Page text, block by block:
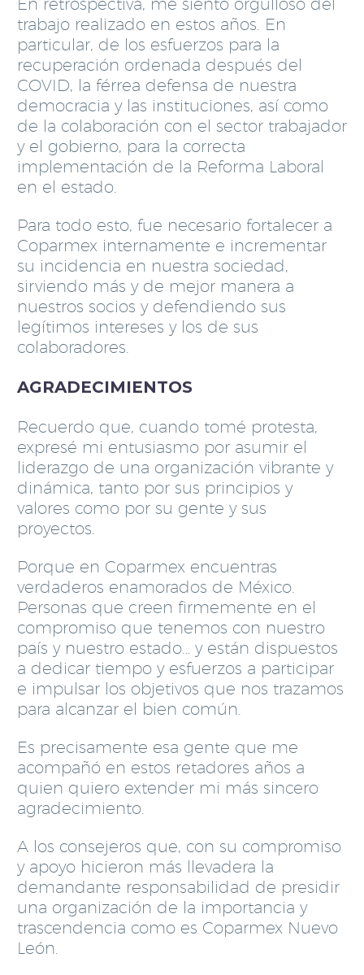
En retrospectiva, me siento orgulloso del
trabajo realizado en estos años. En
particular, de los esfuerzos para la
recuperación ordenada después del
COVID, la férrea defensa de nuestra
democracia y las instituciones, así como
de la colaboración con el sector trabajador
y el gobierno, para la correcta
implementación de la Reforma Laboral
en el estado.
Para todo esto, fue necesario fortalecer a
Coparmex internamente e incrementar
su incidencia en nuestra sociedad,
sirviendo más y de mejor manera a
nuestros socios y defendiendo sus
legítimos intereses y los de sus
colaboradores.
AGRADECIMIENTOS
Recuerdo que, cuando tomé protesta,
expresé mi entusiasmo por asumir el
liderazgo de una organización vibrante y
dinámica, tanto por sus principios y
valores como por su gente y sus
proyectos.
Porque en Coparmex encuentras
verdaderos enamorados de México.
Personas que creen firmemente en el
compromiso que tenemos con nuestro
país y nuestro estado… y están dispuestos
a dedicar tiempo y esfuerzos a participar
e impulsar los objetivos que nos trazamos
para alcanzar el bien común.
Es precisamente esa gente que me
acompañó en estos retadores años a
quien quiero extender mi más sincero
agradecimiento.
A los consejeros que, con su compromiso
y apoyo hicieron más llevadera la
demandante responsabilidad de presidir
una organización de la importancia y
trascendencia como es Coparmex Nuevo
León.